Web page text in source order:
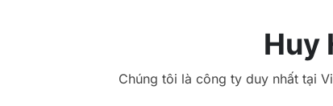
Huy
Chúng tôi là công ty duy nhất tại